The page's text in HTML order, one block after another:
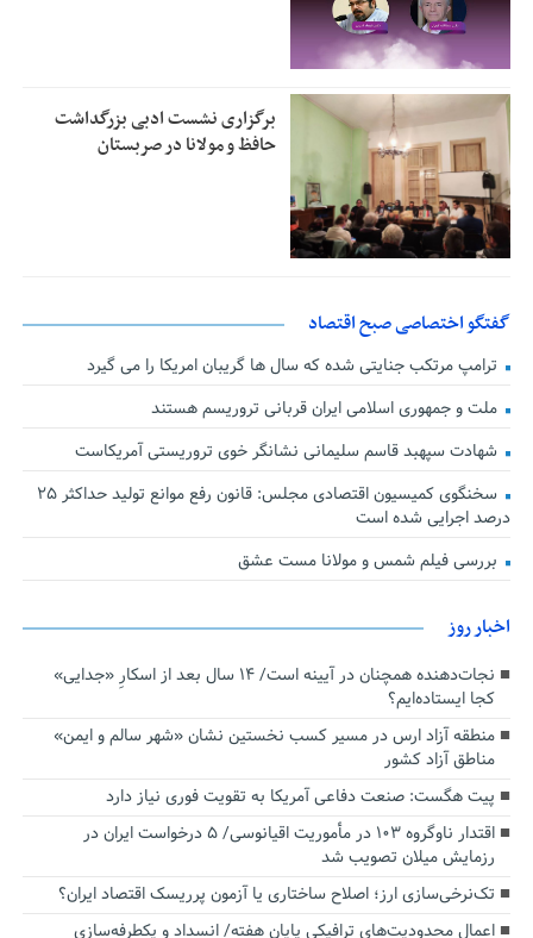
برگزاری نشست ادبی بزرگداشت
حافظ و مولانا در صربستان
گفتگو اختصاصی صبح اقتصاد
ترامپ مرتکب جنایتی شده که سال ها گریبان امریکا را می گیرد
ملت و جمهوری اسلامی ایران قربانی تروریسم هستند
شهادت سپهبد قاسم سلیمانی نشانگر خوی تروریستی آمریکاست
سخنگوی کمیسیون اقتصادی مجلس: قانون رفع موانع تولید حداکثر ۲۵
درصد اجرایی شده است
بررسی فیلم شمس و مولانا مست عشق
اخبار روز
نجات‌دهنده‌ همچنان در آیینه است/ ۱۴ سال بعد از اسکارِ «جدایی»
کجا ایستاده‌ایم؟
منطقه آزاد ارس در مسیر کسب نخستین نشان «شهر سالم و ایمن»
مناطق آزاد کشور
پیت هگست: صنعت دفاعی آمریکا به تقویت فوری نیاز دارد
اقتدار ناوگروه ۱۰۳ در مأموریت‌ اقیانوسی/ ۵ درخواست ایران در
رزمایش میلان تصویب شد
تک‌نرخی‌سازی ارز؛ اصلاح ساختاری یا آزمون پرریسک اقتصاد ایران؟
اعمال محدودیت‌های ترافیکی پایان هفته/ انسداد و یکطرفه‌سازی